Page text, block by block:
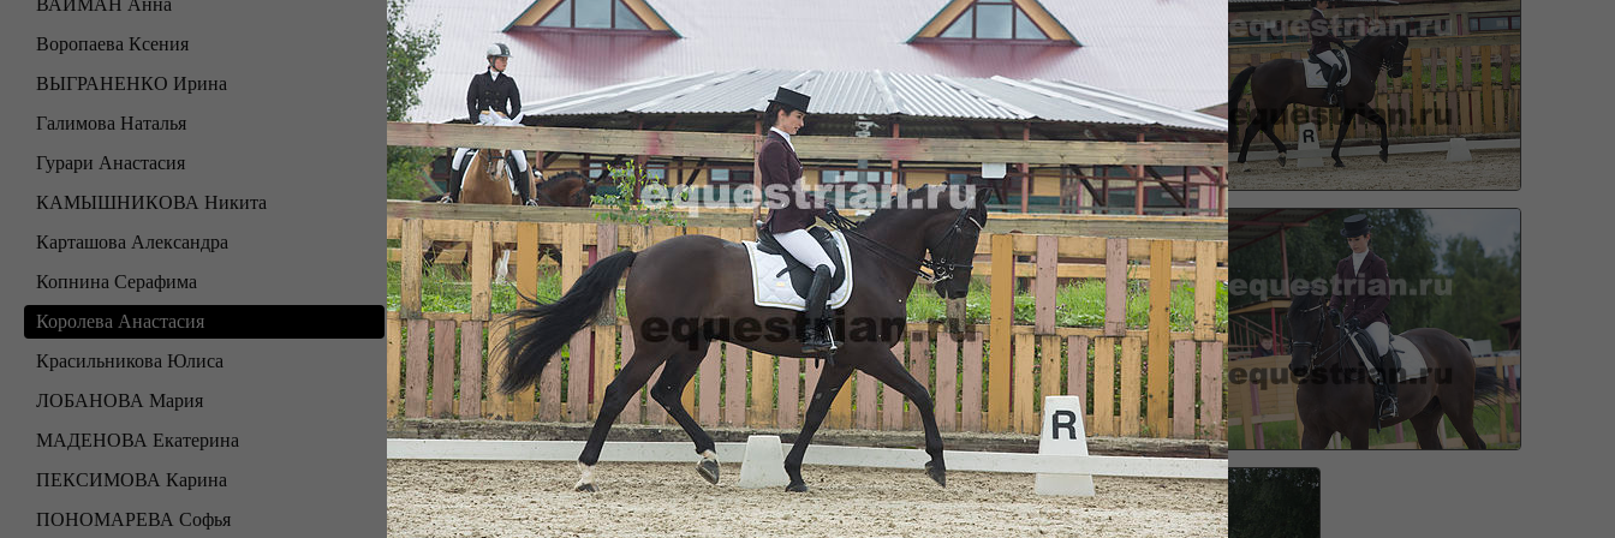
ВАЙМАН Анна
Воропаева Ксения
ВЫГРАНЕНКО Ирина
Галимова Наталья
Гурари Анастасия
КАМЫШНИКОВА Никита
Карташова Александра
Копнина Серафима
Королева Анастасия
Красильникова Юлиса
ЛОБАНОВА Мария
МАДЕНОВА Екатерина
ПЕКСИМОВА Карина
ПОНОМАРЕВА Софья